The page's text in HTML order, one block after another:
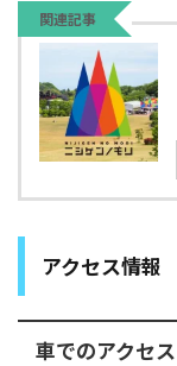
関連記事
アクセス情報
車でのアクセス